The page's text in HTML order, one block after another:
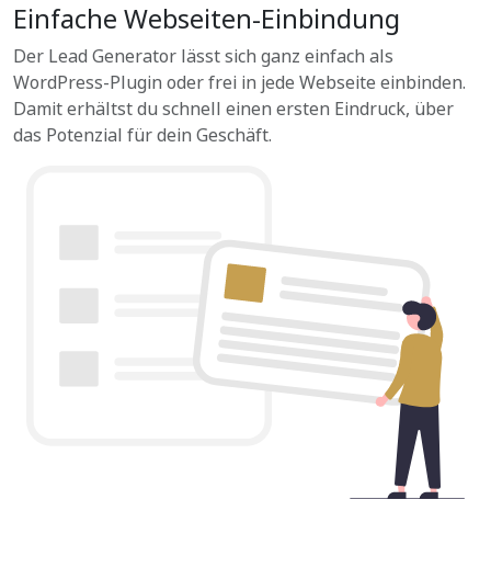
Einfache Webseiten-Einbindung
Der Lead Generator lässt sich ganz einfach als
WordPress-Plugin oder frei in jede Webseite einbinden.
Damit erhältst du schnell einen ersten Eindruck, über
das Potenzial für dein Geschäft.